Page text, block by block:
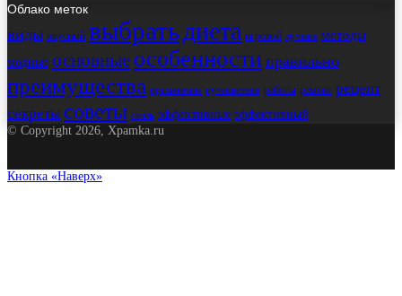
Облако меток
виды вкусный выбратьдиета игровой лучшие методы
модные основные особенности правильно
преимущества применение путешествие работы ремонт рецепт
секреты советы стиль эффективные эффективный
© Copyright 2026, Xpamka.ru
Кнопка «Наверх»